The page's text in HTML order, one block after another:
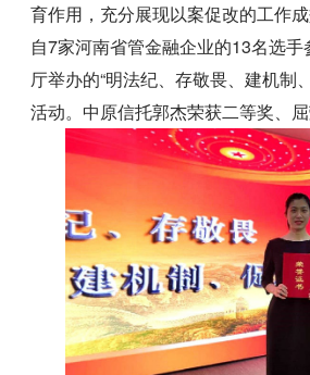
育作用，充分展现以案促改的工作
自7家河南省管金融企业的13名选
厅举办的“明法纪、存敬畏、建机制
活动。中原信托郭杰荣获二等奖、屈